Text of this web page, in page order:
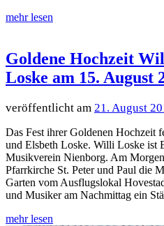
Goldene Hochzeit
Loske am 15. August
21. August
Das Fest ihrer Goldenen Hochzeit
und Elsbeth Loske. Willi Loske ist
Musikverein Nienborg. Am
Pfarrkirche St. Peter und Paul die
Garten vom Ausflugslokal
und Musiker am Nachmittag ein